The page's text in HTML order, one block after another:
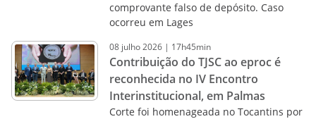
comprovante falso de depósito. Caso
ocorreu em Lages
08 julho2026 | 17h45min
Contribuição do TJSC ao eproc é
reconhecida no IV Encontro
Interinstitucional, em Palmas
Corte foi homenageada no Tocantins por